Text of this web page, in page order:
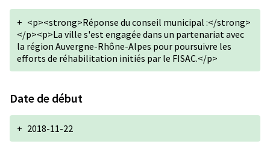
+ <p><strong>Réponse du conseil municipal :</strong>
</p><p>La ville s'est engagée dans un partenariat avec
la région Auvergne-Rhône-Alpes pour poursuivre les
efforts de réhabilitation initiés par le FISAC.</p>
Date de début
+ 2018-11-22